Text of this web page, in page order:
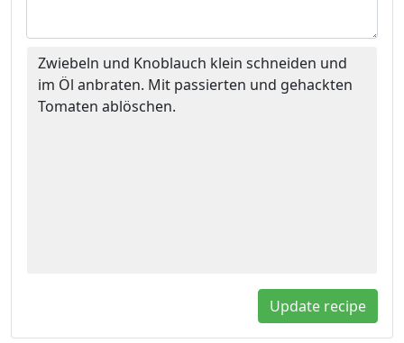
Zwiebeln und Knoblauch klein schneiden und
im Öl anbraten. Mit passierten und gehackten
Tomaten ablöschen.
Update recipe